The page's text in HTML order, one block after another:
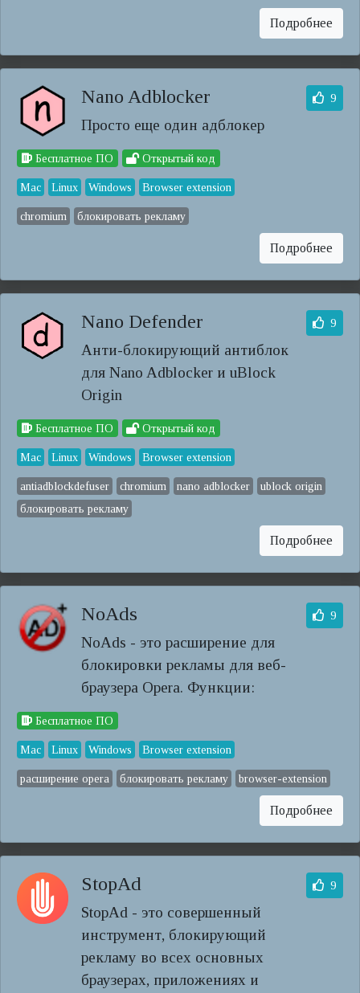
Подробнее
Nano Adblocker
Просто еще один адблокер
9
Бесплатное ПО Открытый код
Mac Linux Windows Browser extension
chromium блокировать рекламу
Подробнее
Nano Defender
Анти-блокирующий антиблок
для Nano Adblocker и uBlock
Origin
9
Бесплатное ПО Открытый код
Mac Linux Windows Browser extension
antiadblockdefuser chromium nano adblocker
ublock origin
блокировать рекламу
Подробнее
NoAds
NoAds - это расширение для
блокировки рекламы для веб-
браузера Opera. Функции:
9
Бесплатное ПО
Mac Linux Windows Browser extension
расширение opera блокировать рекламу browser-extension
Подробнее
StopAd
StopAd - это совершенный
инструмент, блокирующий
рекламу во всех основных
браузерах, приложениях и
9